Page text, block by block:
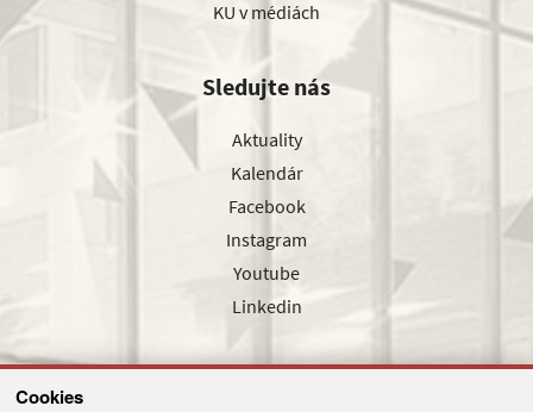
Cookies
KU v médiách
Sledujte nás
Aktuality
Kalendár
Facebook
Instagram
Youtube
Linkedin